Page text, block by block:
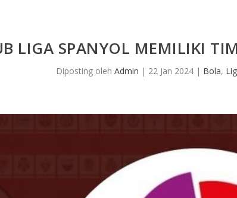
LIGA SPANYOL MEMILIKI
Diposting olehAdmin | 22 Jan 2024 | Bola,